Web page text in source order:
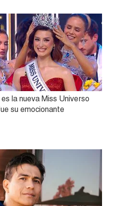
la nueva Miss Universo
su emocionante